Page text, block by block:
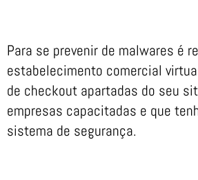
Para se prevenir de malwares é
estabelecimento comercial
de checkout apartadas do seu
empresas capacitadas e que
sistema de segurança.